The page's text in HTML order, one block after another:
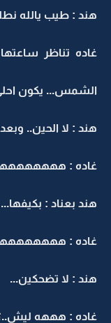
هند : طيب يالله
غاده تناظر
الشمس... يكون
هند : لا الحين..
غاده :
هند بعناد :
غاده :
هند : لا تضحكين...
غاده : هههه